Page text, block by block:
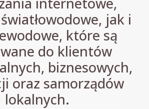
jak i
które są
do klientów
biznesowych,
oraz samorządów
lokalnych.